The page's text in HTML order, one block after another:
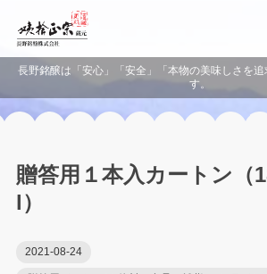
長野銘醸は「安心」「安全」「本物の美味しさを
す。
贈答用１本入カートン（
l）
2021-08-24